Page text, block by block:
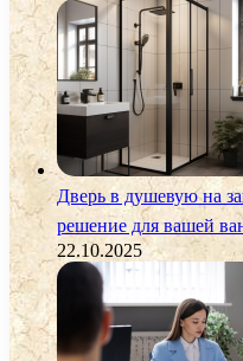
Дверь в душевую на
решение для вашей
22.10.2025